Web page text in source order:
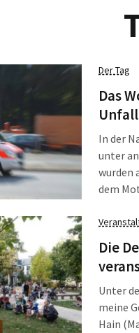
Der Tag
Das
In der
unter
wurden
dem
Orte
Die
Unter
meine
Hain